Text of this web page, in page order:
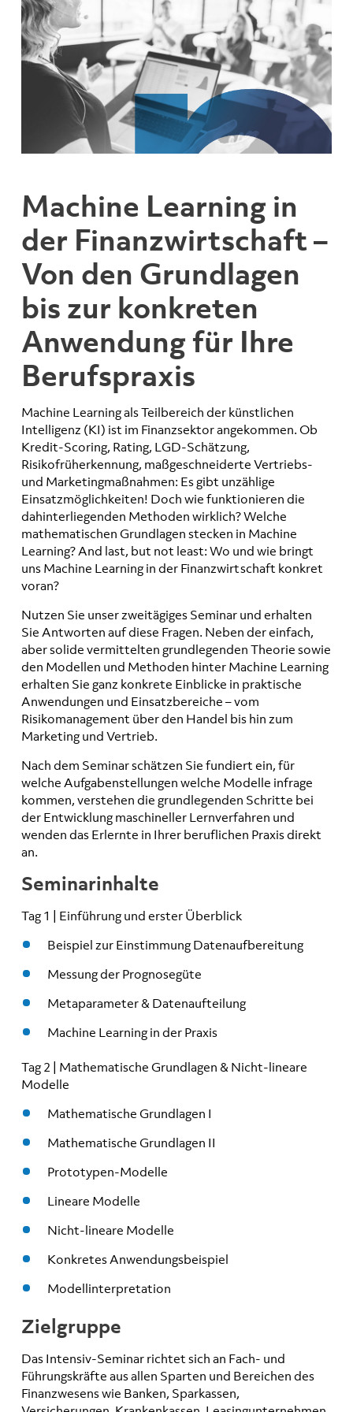
Machine Learning in
der Finanzwirtschaft –
Von den Grundlagen
bis zur konkreten
Anwendung für Ihre
Berufspraxis
Machine Learning als Teilbereich der künstlichen
Intelligenz (KI) ist im Finanzsektor angekommen. Ob
Kredit-Scoring, Rating, LGD-Schätzung,
Risikofrüherkennung, maßgeschneiderte Vertriebs-
und Marketingmaßnahmen: Es gibt unzählige
Einsatzmöglichkeiten! Doch wie funktionieren die
dahinterliegenden Methoden wirklich? Welche
mathematischen Grundlagen stecken in Machine
Learning? And last, but not least: Wo und wie bringt
uns Machine Learning in der Finanzwirtschaft konkret
voran?
Nutzen Sie unser zweitägiges Seminar und erhalten
Sie Antworten auf diese Fragen. Neben der einfach,
aber solide vermittelten grundlegenden Theorie sowie
den Modellen und Methoden hinter Machine Learning
erhalten Sie ganz konkrete Einblicke in praktische
Anwendungen und Einsatzbereiche – vom
Risikomanagement über den Handel bis hin zum
Marketing und Vertrieb.
Nach dem Seminar schätzen Sie fundiert ein, für
welche Aufgabenstellungen welche Modelle infrage
kommen, verstehen die grundlegenden Schritte bei
der Entwicklung maschineller Lernverfahren und
wenden das Erlernte in Ihrer beruflichen Praxis direkt
an.
Seminarinhalte
Tag 1 | Einführung und erster Überblick
Beispiel zur Einstimmung Datenaufbereitung
Messung der Prognosegüte
Metaparameter & Datenaufteilung
Machine Learning in der Praxis
Tag 2 | Mathematische Grundlagen & Nicht-lineare
Modelle
Mathematische Grundlagen I
Mathematische Grundlagen II
Prototypen-Modelle
Lineare Modelle
Nicht-lineare Modelle
Konkretes Anwendungsbeispiel
Modellinterpretation
Zielgruppe
Das Intensiv-Seminar richtet sich an Fach- und
Führungskräfte aus allen Sparten und Bereichen des
Finanzwesens wie Banken, Sparkassen,